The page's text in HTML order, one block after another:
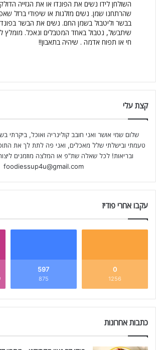
השולחן לידו נשים את הפונדו או את הגזייה
שהרתחנו שמן. נשים מזלגות או שיפודי ברזל
שיתבשל, נטבול באחד המטבלים ונאכל. מומלץ
חי או תפוח אדמה . שיהיה בתאבון!!
קצת עלי
שלום שמי אושר ואני חובב קולינריה ואוכל, ביקרתי
טעמתי ובישלתי שלל מאכלים, ואני פה לתת לך את
ובריאות! לכל שאלה שת"פ או המלצה מוזמנים
foodiessup4u@gmail.com
עקבו אחרי פודיז
0
1256
597
875
כתבות אחרונות